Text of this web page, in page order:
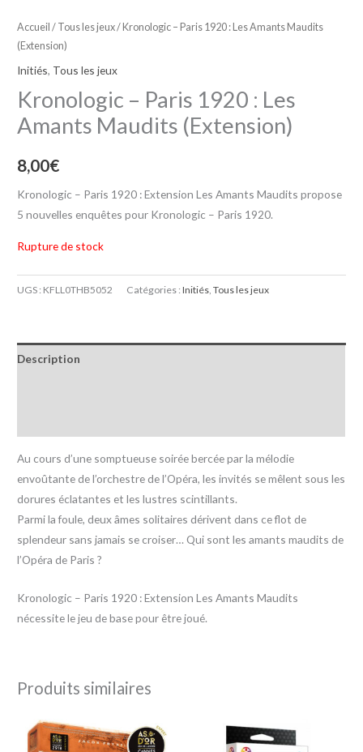
Accueil / Tous les jeux/ Kronologic – Paris 1920 : Les Amants Maudits
(Extension)
Initiés, Tous les jeux
Kronologic – Paris 1920 : Les
Amants Maudits (Extension)
8,00€
Kronologic – Paris 1920 : Extension Les Amants Maudits propose
5 nouvelles enquêtes pour Kronologic – Paris 1920.
Rupture de stock
UGS : KFLL0THB5052 Catégories :Initiés ,Tous les jeux
Description
Au cours d’une somptueuse soirée bercée par la mélodie
envoûtante de l’orchestre de l’Opéra, les invités se mêlent sous les
dorures éclatantes et les lustres scintillants.
Parmi la foule, deux âmes solitaires dérivent dans ce flot de
splendeur sans jamais se croiser… Qui sont les amants maudits de
l’Opéra de Paris ?
Kronologic – Paris 1920 : Extension Les Amants Maudits
nécessite le jeu de base pour être joué.
Produits similaires